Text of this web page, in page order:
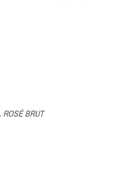
ROSÉ BRUT